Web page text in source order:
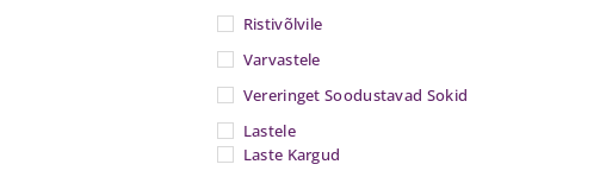
Ristivõlvile
Varvastele
Vereringet Soodustavad Sokid
Lastele
Laste Kargud